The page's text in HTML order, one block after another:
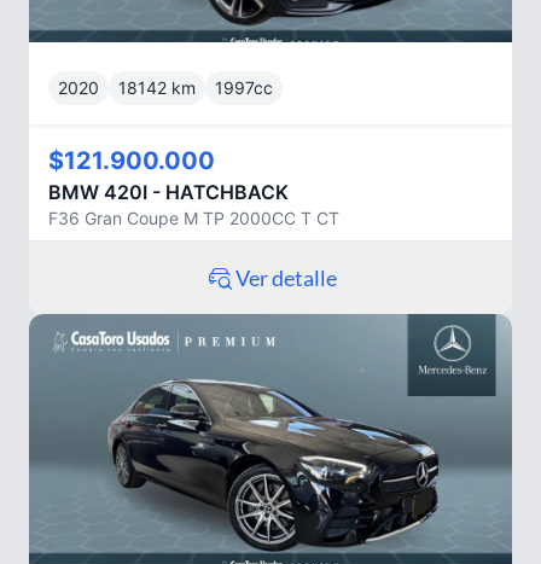
2020 18142 km 1997cc
$121.900.000
BMW 420I - HATCHBACK
F36 Gran Coupe M TP 2000CC T CT
Ver detalle